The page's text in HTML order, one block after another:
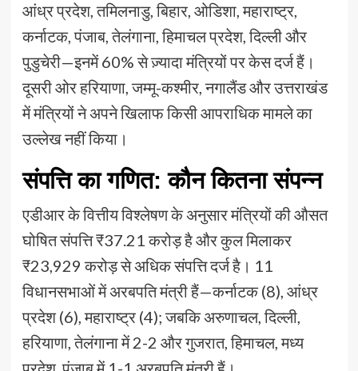
आंध्र प्रदेश, तमिलनाडु, बिहार, ओडिशा, महाराष्ट्र,
कर्नाटक, पंजाब, तेलंगाना, हिमाचल प्रदेश, दिल्ली और
पुडुचेरी—इनमें 60% से ज़्यादा मंत्रियों पर केस दर्ज हैं।
दूसरी ओर हरियाणा, जम्मू-कश्मीर, नगालैंड और उत्तराखंड
में मंत्रियों ने अपने खिलाफ किसी आपराधिक मामले का
उल्लेख नहीं किया।
संपत्ति का गणित: कौन कितना संपन्न
एडीआर के वित्तीय विश्लेषण के अनुसार मंत्रियों की औसत
घोषित संपत्ति ₹37.21 करोड़ है और कुल मिलाकर
₹23,929 करोड़ से अधिक संपत्ति दर्ज है। 11
विधानसभाओं में अरबपति मंत्री हैं—कर्नाटक (8), आंध्र
प्रदेश (6), महाराष्ट्र (4); जबकि अरुणाचल, दिल्ली,
हरियाणा, तेलंगाना में 2-2 और गुजरात, हिमाचल, मध्य